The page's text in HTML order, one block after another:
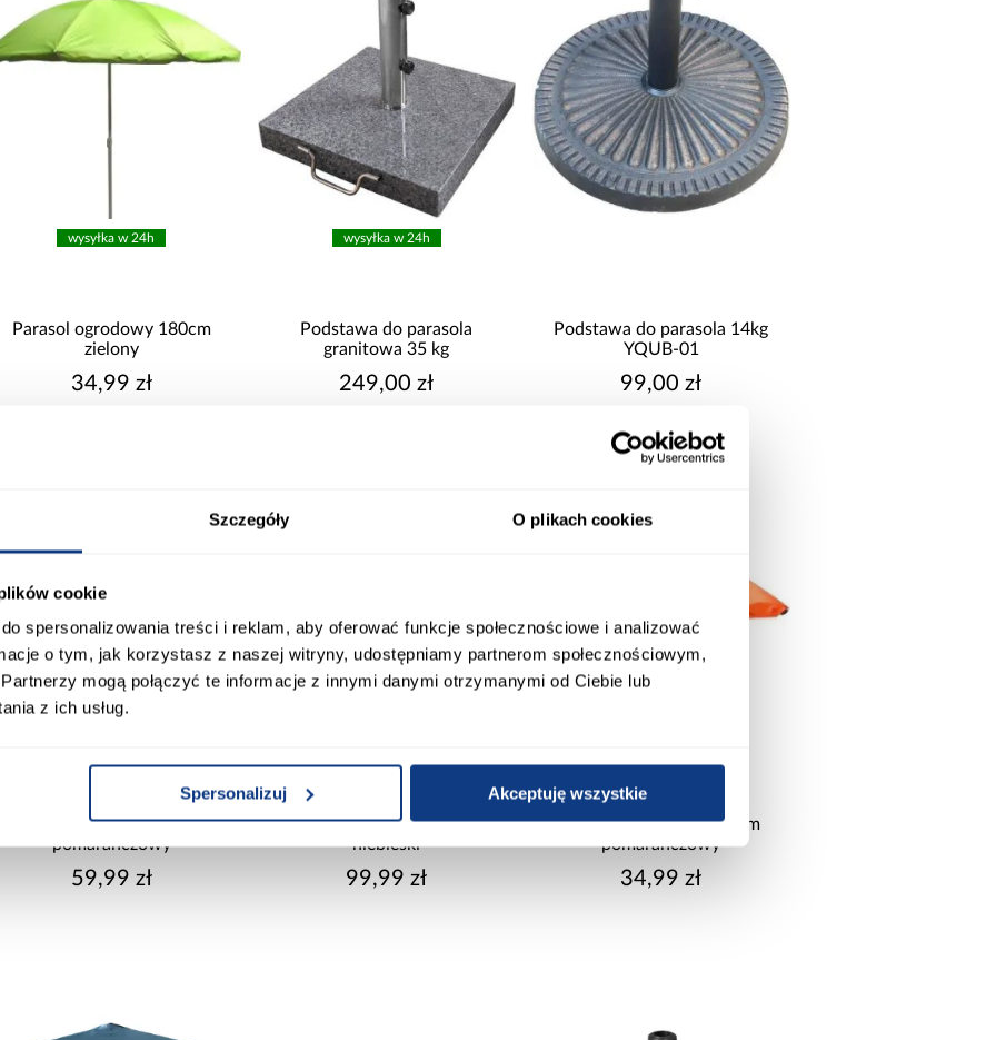
Szczegóły O plikach cookies
cookie
spersonalizowania treści i reklam, aby oferować funkcje społecznościowe i analizować
o tym, jak korzystasz z naszej witryny, udostępniamy partnerom społecznościowym,
mogą połączyć te informacje z innymi danymi otrzymanymi od Ciebie lub
z ich usług.
Spersonalizuj Akceptuję wszystkie
REGULACJA KĄTA
NACHYLENIA
WYMIARY [CM]
180
49x33
wysyłka w 24h
Parasol ogrodowy 180cm
zielony
34,99 zł
wysyłka w 24h
Podstawa do parasola
granitowa 35 kg
249,00 zł
Podstawa do parasola 14kg
YQUB-01
99,00 zł
Parasol ogrodowy 200cm
pomarańczowy
59,99 zł
Parasol ogrodowy 200cm
niebieski
99,99 zł
wysyłka w 24h
Parasol ogrodowy 180cm
pomarańczowy
34,99 zł